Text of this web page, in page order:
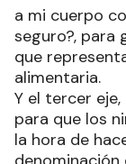
a mi cuerpo
seguro?, para
que
alimentaria.
Y el tercer
para que los
la hora de